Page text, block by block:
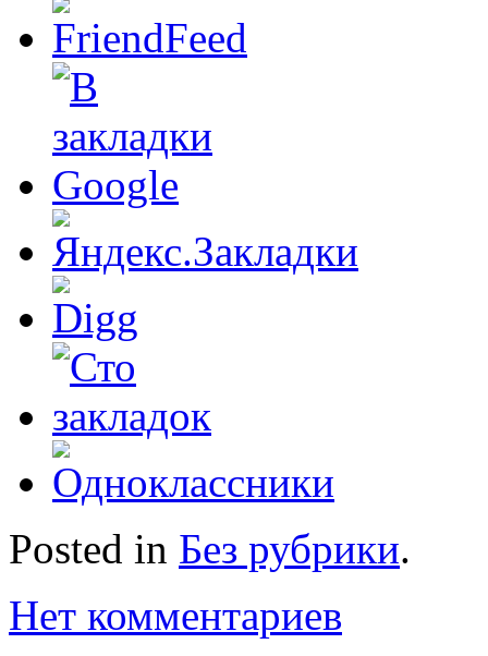
Posted in Без рубрики.
Нет комментариев